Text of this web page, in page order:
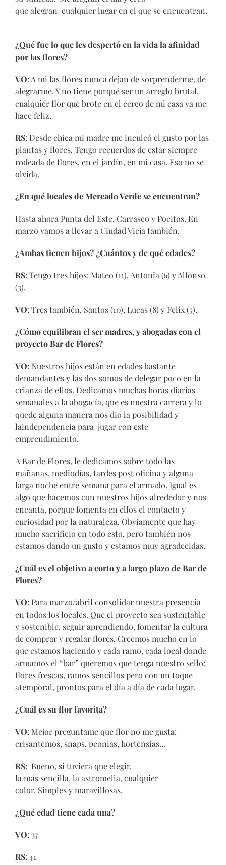
que alegran cualquier lugar en el que se encuentran.
¿Qué fue lo que les despertó en la vida la afinidad
por las flores?
VO: A mi las flores nunca dejan de sorprenderme, de
alegrarme. Y no tiene porqué ser un arreglo brutal,
cualquier flor que brote en el cerco de mi casa ya me
hace feliz.
RS: Desde chica mi madre me inculcó el gusto por las
plantas y flores. Tengo recuerdos de estar siempre
rodeada de flores, en el jardín, en mi casa. Eso no se
olvida.
¿En qué locales de Mercado Verde se encuentran?
Hasta ahora Punta del Este, Carrasco y Pocitos. En
marzo vamos a llevar a Ciudad Vieja también.
¿Ambas tienen hijos? ¿Cuántos y de qué edades?
RS: Tengo tres hijos: Mateo (11), Antonia (6) y Alfonso
(3).
VO: Tres también, Santos (10), Lucas (8) y Felix (5).
¿Cómo equilibran el ser madres, y abogadas con el
proyecto Bar de Flores?
VO: Nuestros hijos están en edades bastante
demandantes y las dos somos de delegar poco en la
crianza de ellos. Dedicamos muchas horas diarias
semanales a la abogacía, que es nuestra carrera y lo
quede alguna manera nos dio la posibilidad y
laindependencia para jugar con este
emprendimiento.
A Bar de Flores, le dedicamos sobre todo las
mañanas, mediodías, tardes post oficina y alguna
larga noche entre semana para el armado. Igual es
algo que hacemos con nuestros hijos alrededor y nos
encanta, porque fomenta en ellos el contacto y
curiosidad por la naturaleza. Obviamente que hay
mucho sacrificio en todo esto, pero también nos
estamos dando un gusto y estamos muy agradecidas.
¿Cuál es el objetivo a corto y a largo plazo de Bar de
Flores?
VO: Para marzo/abril consolidar nuestra presencia
en todos los locales. Que el proyecto sea sustentable
y sostenible, seguir aprendiendo, fomentar la cultura
de comprar y regalar flores. Creemos mucho en lo
que estamos haciendo y cada ramo, cada local donde
armamos el “bar” queremos que tenga nuestro sello:
flores frescas, ramos sencillos pero con un toque
atemporal, prontos para el día a día de cada lugar.
¿Cuál es su flor favorita?
VO: Mejor preguntame que flor no me gusta:
crisantemos, snaps, peonias, hortensias…
RS: Bueno, si tuviera que elegir,
la más sencilla, la astromelia, cualquier
color. Simples y maravillosas.
¿Qué edad tiene cada una?
VO: 37
RS: 41